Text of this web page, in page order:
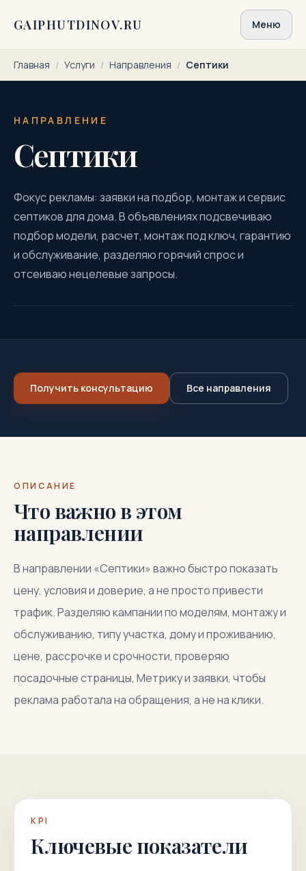
GAIPHUTDINOV.RU Меню
Главная / Услуги / Направления / Септики
НАПРАВЛЕНИЕ
Септики
Фокус рекламы: заявки на подбор, монтаж и сервис
септиков для дома. В объявлениях подсвечиваю
подбор модели, расчет, монтаж под ключ, гарантию
и обслуживание, разделяю горячий спрос и
отсеиваю нецелевые запросы.
Получить консультацию Все направления
ОПИСАНИЕ
Что важно в этом
направлении
В направлении «Септики» важно быстро показать
цену, условия и доверие, а не просто привести
трафик. Разделяю кампании по моделям, монтажу и
обслуживанию, типу участка, дому и проживанию,
цене, рассрочке и срочности, проверяю
посадочные страницы, Метрику и заявки, чтобы
реклама работала на обращения, а не на клики.
KPI
Ключевые показатели